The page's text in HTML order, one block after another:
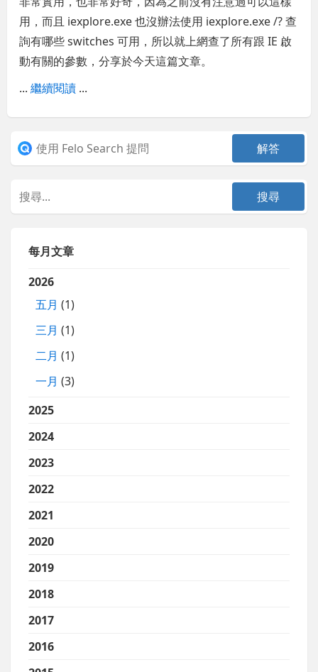
用，而且 iexplore.exe 也沒辦法使用 iexplore.exe /? 查
詢有哪些 switches 可用，所以就上網查了所有跟 IE 啟
動有關的參數，分享於今天這篇文章。
...繼續閱讀 ...
每月文章
2026
五月 (1)
三月 (1)
二月 (1)
一月 (3)
2025
2024
2023
2022
2021
2020
2019
2018
2017
2016